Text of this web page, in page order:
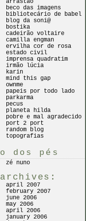
arrastão
beco das imagens
bibliotecário de babel
blog da soni@
bostika
cadeirão voltaire
camilla engman
ervilha cor de rosa
estado civil
imprensa quadratim
irmão lúcia
karin
mind this gap
ownme
papeis por todo lado
parkarma
pecus
planeta hilda
pobre e mal agradecido
port 2 port
random blog
topografias
o dos pés
zé nuno
archives:
april 2007
february 2007
june 2006
may 2006
april 2006
january 2006